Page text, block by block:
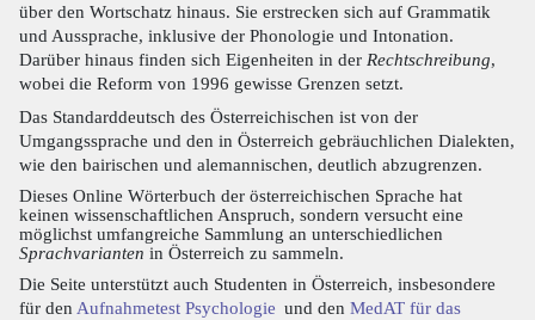
über den Wortschatz hinaus. Sie erstrecken sich auf Grammatik
und Aussprache, inklusive der Phonologie und Intonation.
Darüber hinaus finden sich Eigenheiten in der Rechtschreibung,
wobei die Reform von 1996 gewisse Grenzen setzt.
Das Standarddeutsch des Österreichischen ist von der
Umgangssprache und den in Österreich gebräuchlichen Dialekten,
wie den bairischen und alemannischen, deutlich abzugrenzen.
Dieses Online Wörterbuch der österreichischen Sprache hat
keinen wissenschaftlichen Anspruch, sondern versucht eine
möglichst umfangreiche Sammlung an unterschiedlichen
Sprachvarianten in Österreich zu sammeln.
Die Seite unterstützt auch Studenten in Österreich, insbesondere
für den Aufnahmetest Psychologie und den MedAT für das